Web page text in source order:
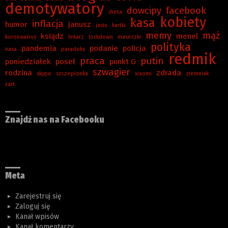
demotywatory dieta dowcipy facebook
humor inflacja janusz jasiu kartki kasa kobiety
koronawirus ksiądz lekarz lockdown maseczki memy menel mąż
nasa pandemia paradoks podanie policja polityka
poniedziałek poseł praca punkt G putin redmik
rodzina skype szczepionka szwagier xiaomi zdrada
ziemniak
żart
Znajdź nas na Facebooku
Meta
Zarejestruj się
Zaloguj się
Kanał wpisów